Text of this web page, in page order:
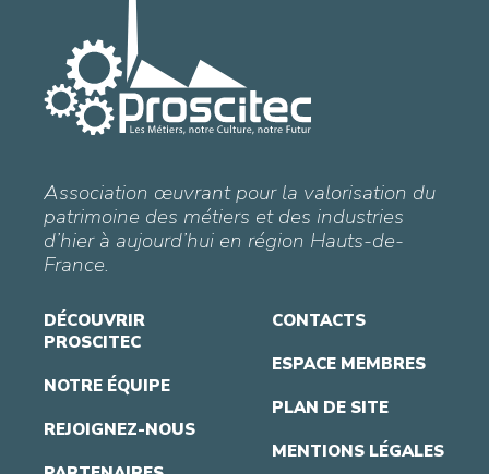
Association œuvrant pour la valorisation du
patrimoine des métiers et des industries
d’hier à aujourd’hui en région Hauts-de-
France.
DÉCOUVRIR
PROSCITEC
NOTRE ÉQUIPE
REJOIGNEZ-NOUS
CONTACTS
ESPACE MEMBRES
PLAN DE SITE
MENTIONS LÉGALES